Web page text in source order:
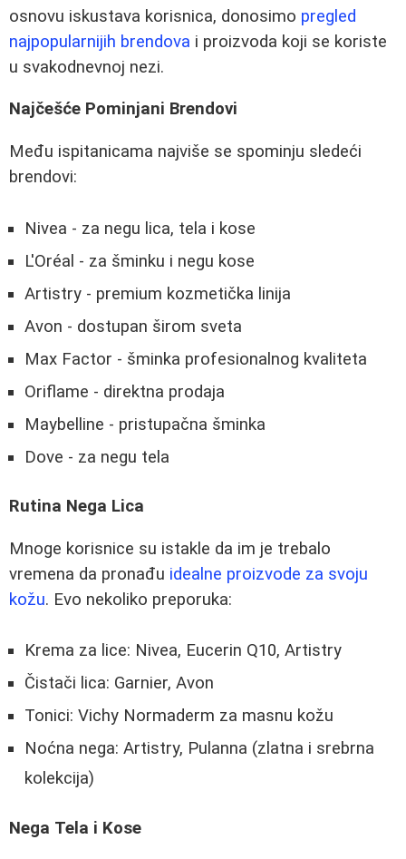
osnovu iskustava korisnica, donosimo pregled
najpopularnijih brendova i proizvoda koji se koriste
u svakodnevnoj nezi.
Najčešće Pominjani Brendovi
Među ispitanicama najviše se spominju sledeći
brendovi:
Nivea - za negu lica, tela i kose
L'Oréal - za šminku i negu kose
Artistry - premium kozmetička linija
Avon - dostupan širom sveta
Max Factor - šminka profesionalnog kvaliteta
Oriflame - direktna prodaja
Maybelline - pristupačna šminka
Dove - za negu tela
Rutina Nega Lica
Mnoge korisnice su istakle da im je trebalo
vremena da pronađu idealne proizvode za svoju
kožu. Evo nekoliko preporuka:
Krema za lice: Nivea, Eucerin Q10, Artistry
Čistači lica: Garnier, Avon
Tonici: Vichy Normaderm za masnu kožu
Noćna nega: Artistry, Pulanna (zlatna i srebrna
kolekcija)
Negа Tela i Kose